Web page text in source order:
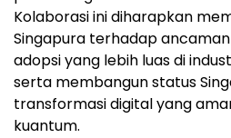
Kolaborasi ini diharapkan
Singapura terhadap
adopsi yang lebih luas di
serta membangun status
transformasi digital yang
kuantum.